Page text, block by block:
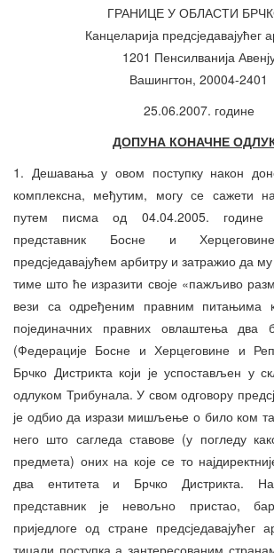
ГРАНИЦЕ У ОБЛАСТИ
Канцеларија предсједавајућег
1201 Пенсилванија
Вашингтон, 20004-2401
25.06.2007. године
ДОПУНА КОНАЧНЕ
1. Дешавања у овом поступку након
комплексна, међутим, могу се сажети
путем писма од 04.04.2005. године
представник Босне и
предсједавајућем арбитру и затражио да
тиме што ће изразити своје «пажљиво
вези са одређеним правним питањима
појединачних правних овлаштења два
(Федерације Босне и Херцеговине и
Брчко Дистрикта који је успостављен у
одлуком Трибунала. У свом одговору
је одбио да изрази мишљење о било ком
него што сагледа ставове (у погледу
предмета) оних на које се то
два ентитета и Брчко Дистрикта.
представник је невољно пристао,
приједлоге од стране предсједавајућег
тицали поступка а зантересованим